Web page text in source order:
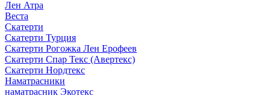
Лен Атра
Веста
Скатерти
Скатерти Турция
Скатерти Рогожка Лен Ерофеев
Скатерти Спар Текс (Авертекс)
Скатерти Нордтекс
Наматрасники
наматрасник Экотекс